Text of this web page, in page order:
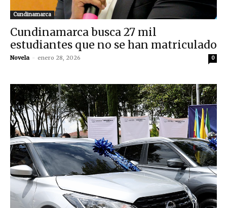
Cundinamarca
Cundinamarca busca 27 mil
estudiantes que no se han matriculado
Novela - enero 28, 2026 0